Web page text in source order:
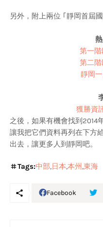
另外，附上兩位 ｢靜岡首屆
第一
第二
靜岡
獲勝資
之後，如果有機會找到2014
讓我把它們資料再列在下方
出去，讓更多人到靜岡吧。
Tags:中部 日本 本州 東海
Facebook